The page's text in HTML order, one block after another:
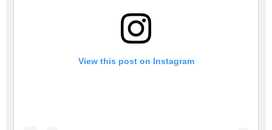
View this post on Instagram